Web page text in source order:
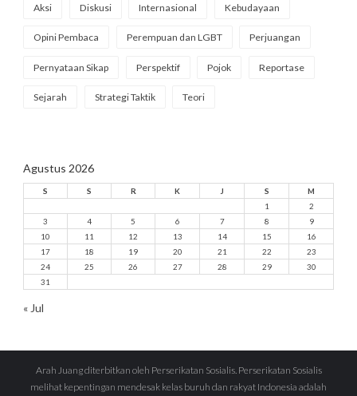
Aksi Diskusi Internasional Kebudayaan
Opini Pembaca Perempuan dan LGBT Perjuangan
Pernyataan Sikap Perspektif Pojok Reportase
Sejarah Strategi Taktik Teori
Agustus 2026
S S R K J S
M
1
2
3
4 5 6 7 8
9
10
11 12 13 14 15
16
17
18 19 20 21 22
23
24
25 26 27 28 29
30
31
« Jul
Arah Juang diterbitkan oleh Perserikatan Sosialis. Perserikatan Sosialis
melihat kepentingan mendesak kelas buruh dan rakyat Indonesia adalah